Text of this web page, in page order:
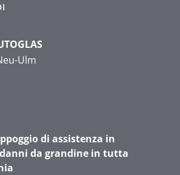
Ulm
di assistenza in
da grandine in tutta